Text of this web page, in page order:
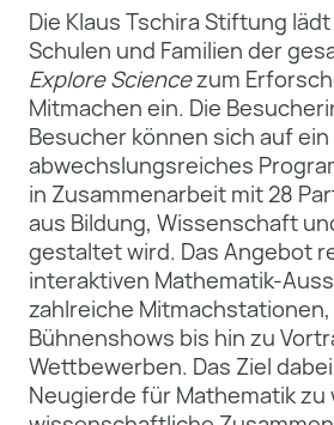
Die Klaus Tschira Stiftung
Schulen und Familien der
Explore Sciencezum
Mitmachen ein. Die
Besucher können sich auf ein
abwechslungsreiches
in Zusammenarbeit mit 28
aus Bildung, Wissenschaft
gestaltet wird. Das Angebot
interaktiven Mathematik-
zahlreiche
Bühnenshows bis hin zu
Wettbewerben. Das Ziel
Neugierde für Mathematik zu